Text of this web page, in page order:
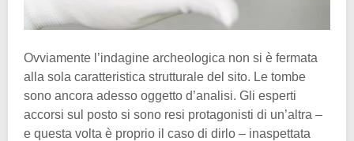
Ovviamente l’indagine archeologica non si è fermata
alla sola caratteristica strutturale del sito. Le tombe
sono ancora adesso oggetto d’analisi. Gli esperti
accorsi sul posto si sono resi protagonisti di un’altra –
e questa volta è proprio il caso di dirlo – inaspettata